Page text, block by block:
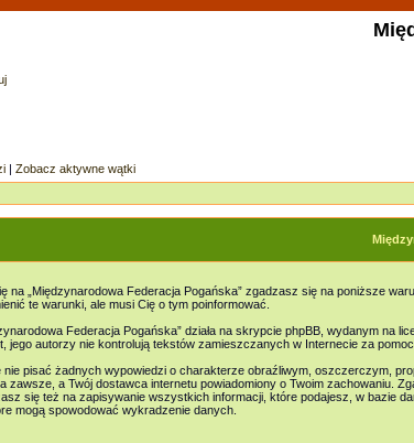
| Zobacz aktywne wątki
na „Międzynarodowa Federacja Pogańska” zgadzasz się na poniższe
te warunki, ale musi Cię o tym poinformować.
Federacja Pogańska” działa na skrypcie phpBB, wydanym na
jego autorzy nie kontrolują tekstów zamieszczanych w Internecie za
nie pisać żadnych wypowiedzi o charakterze obraźliwym, oszczerczym,
zawsze, a Twój dostawca internetu powiadomiony o Twoim zachowaniu.
się też na zapisywanie wszystkich informacji, które podajesz, w bazie
mogą spowodować wykradzenie danych.